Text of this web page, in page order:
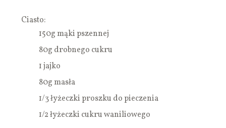
Ciasto:
150g mąki pszennej
80g drobnego cukru
1 jajko
80g masła
1/3 łyżeczki proszku do pieczenia
1/2 łyżeczki cukru waniliowego